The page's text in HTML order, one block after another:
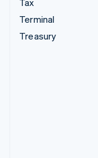
Terminal
Treasury